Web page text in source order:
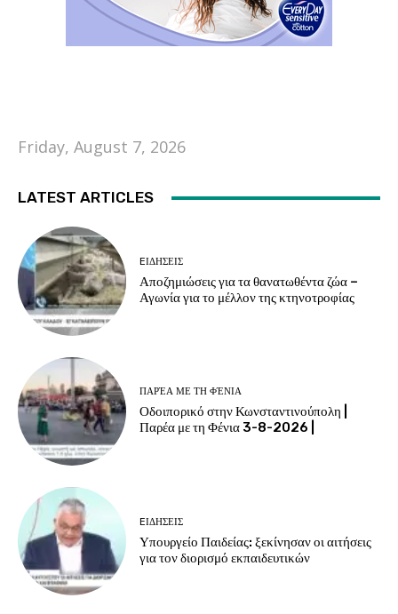
Friday, August 7, 2026
LATEST ARTICLES
EΙΔΗΣΕΙΣ
Αποζημιώσεις για τα θανατωθέντα ζώα –
Αγωνία για το μέλλον της κτηνοτροφίας
ΠΑΡΈΑ ΜΕ ΤΗ ΦΈΝΙΑ
Οδοιπορικό στην Κωνσταντινούπολη |
Παρέα με τη Φένια 3-8-2026 |
EΙΔΗΣΕΙΣ
Υπουργείο Παιδείας: ξεκίνησαν οι αιτήσεις
για τον διορισμό εκπαιδευτικών